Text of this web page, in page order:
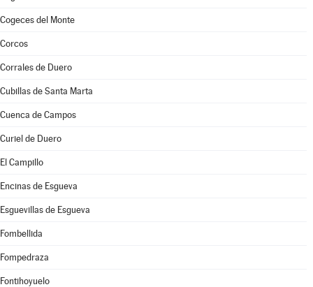
Cogeces del Monte
Corcos
Corrales de Duero
Cubillas de Santa Marta
Cuenca de Campos
Curiel de Duero
El Campillo
Encinas de Esgueva
Esguevillas de Esgueva
Fombellida
Fompedraza
Fontihoyuelo